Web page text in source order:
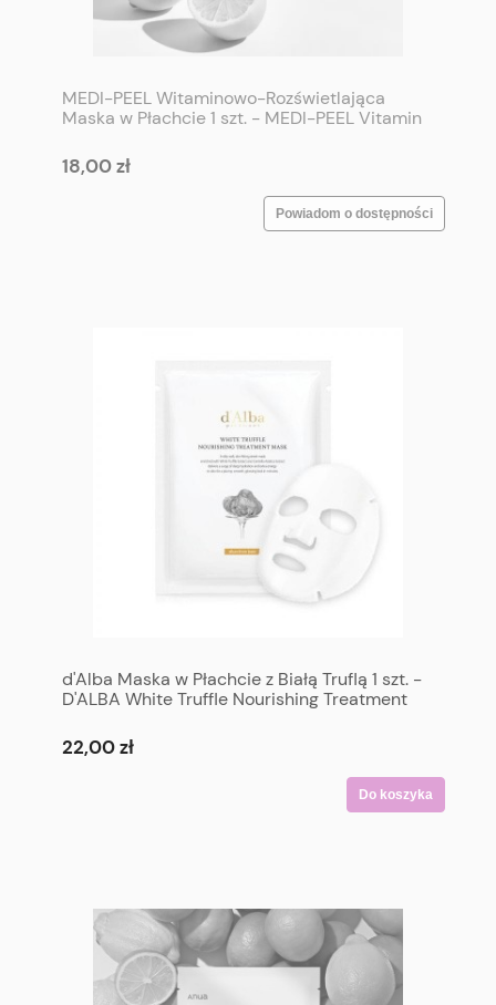
MEDI-PEEL Witaminowo-Rozświetlająca
Maska w Płachcie 1 szt. - MEDI-PEEL Vitamin
18,00 zł
Powiadom o dostępności
d'Alba Maska w Płachcie z Białą Truflą 1 szt. -
D'ALBA White Truffle Nourishing Treatment
22,00 zł
Do koszyka